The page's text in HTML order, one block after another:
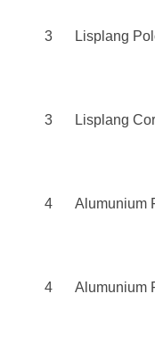
3 Lisplang
3 Lisplang
4 Alumunium
4 Alumunium